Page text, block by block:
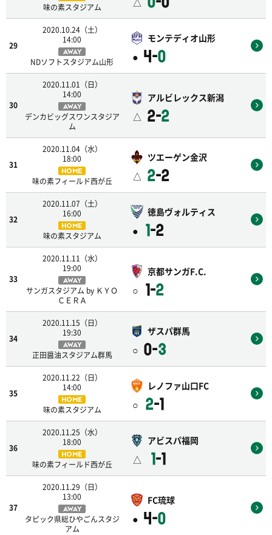
味の素スタジアム
29
2020.10.24（土）
14:00
AWAY
NDソフトスタジアム山形
モンテディオ山形
● 4-0
30
2020.11.01（日）
14:00
AWAY
デンカビッグスワンスタジア
ム
アルビレックス新潟
△ 2-2
31
2020.11.04（水）
18:00
HOME
味の素フィールド西が丘
ツエーゲン金沢
△ 2-2
32
2020.11.07（土）
16:00
HOME
味の素スタジアム
徳島ヴォルティス
● 1-2
33
2020.11.11（水）
19:00
AWAY
サンガスタジアム by ＫＹＯ
ＣＥＲＡ
京都サンガF.C.
○ 1-2
34
2020.11.15（日）
19:30
AWAY
正田醤油スタジアム群馬
ザスパ群馬
○ 0-3
35
2020.11.22（日）
14:00
HOME
味の素スタジアム
レノファ山口FC
○ 2-1
36
2020.11.25（水）
18:00
HOME
味の素フィールド西が丘
アビスパ福岡
△ 1-1
37
2020.11.29（日）
13:00
AWAY
タピック県総ひやごんスタジ
アム
FC琉球
● 4-0